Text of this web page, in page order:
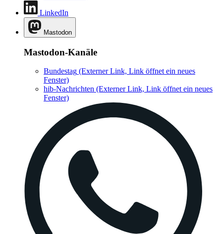
LinkedIn
Mastodon
Mastodon-Kanäle
Bundestag (Externer Link, Link öffnet ein neues
Fenster)
hib-Nachrichten (Externer Link, Link öffnet ein neues
Fenster)